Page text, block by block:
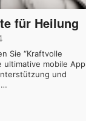
für Heilung
Sie “Kraftvolle
ultimative mobile App
und